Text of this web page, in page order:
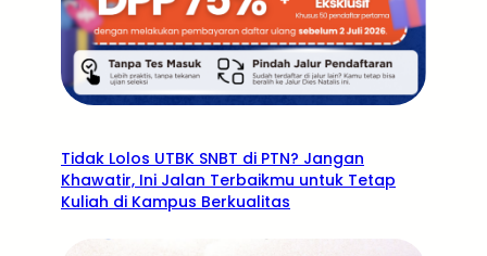
Tidak Lolos UTBK SNBT di PTN? Jangan
Khawatir, Ini Jalan Terbaikmu untuk Tetap
Kuliah di Kampus Berkualitas